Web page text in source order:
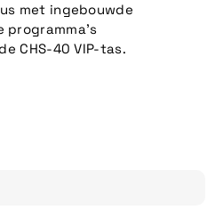
met ingebouwde
programma's
CHS-40 VIP-tas.